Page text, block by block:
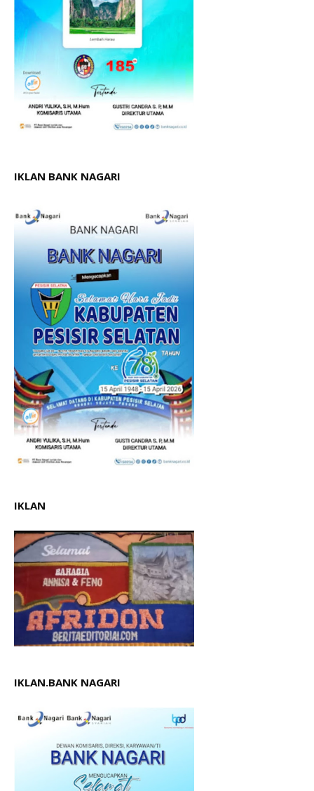
IKLAN BANK NAGARI
IKLAN
IKLAN.BANK NAGARI